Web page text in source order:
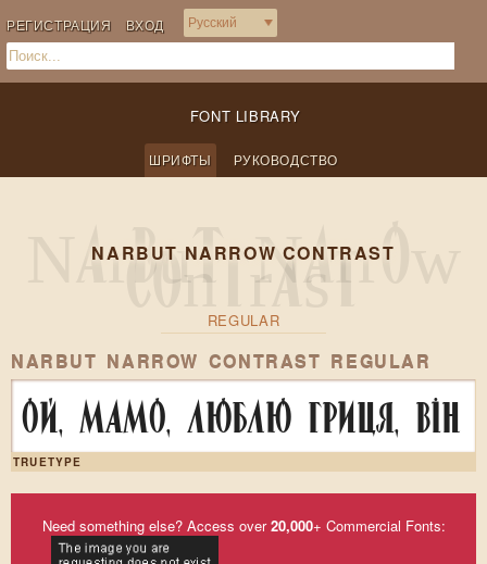
РЕГИСТРАЦИЯ ВХОД
FONT LIBRARY
ШРИФТЫ РУКОВОДСТВО
NARBUT NARROW CONTRAST
REGULAR
NARBUT NARROW CONTRAST REGULAR
Ой, мамо, люблю Гриця, він
TRUETYPE
Need something else? Access over20,000+ Commercial Fonts: